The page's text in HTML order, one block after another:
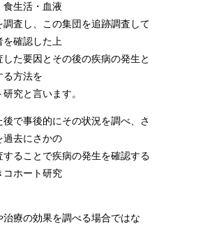
食生活・血液
調査し、この集団を追跡調査して
を確認した上
した要因とその後の疾病の発生と
る方法を
究と言います。
で事後的にその状況を調べ、さ
過去にさかの
することで疾病の発生を確認する
コホート研究
治療の効果を調べる場合ではな